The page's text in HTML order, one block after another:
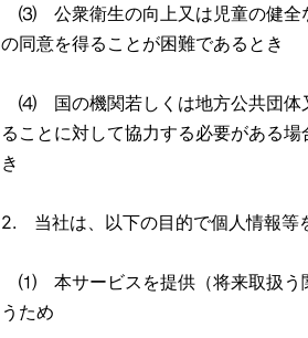
⑶ 公衆衛生の向上又は児童の健全
の同意を得ることが困難であるとき
⑷ 国の機関若しくは地方公共団体
ることに対して協力する必要がある
き
2. 当社は、以下の目的で個人情報等
⑴ 本サービスを提供（将来取扱う
うため